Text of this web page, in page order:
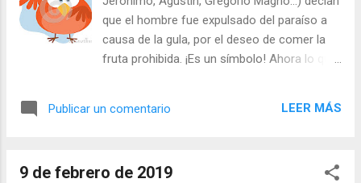
ayunar en esta Cuaresma? - ¿En qué va usted a
ayunar en esta Cuaresma? - ¿Ayunará de
soberbia, de enfados, de críticas…? - ¿Hará todo
lo posible por ayunar en ofensas? Julián
Meditación (+ Leer ) | | Santo del día (+ Leer ) |
que el hombre fue expulsado del paraíso a
causa de la gula, por el deseo de comer la
fruta prohibida. ¡Es un símbolo! Ahora lo que
pensamientos puros y bellos. Así, el “ayuno”
ironizaba sobre “los pájaros gordos”. Un
Publicar un comentario LEER MÁS
9 de febrero de 2019